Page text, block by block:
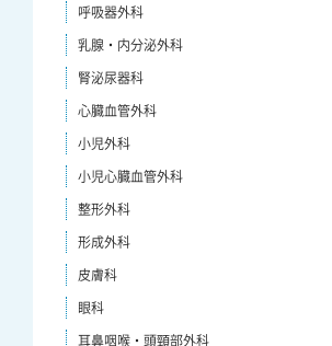
呼吸器外科
乳腺・内分泌外科
腎泌尿器科
心臓血管外科
小児外科
小児心臓血管外科
整形外科
形成外科
皮膚科
眼科
耳鼻咽喉・頭頸部外科